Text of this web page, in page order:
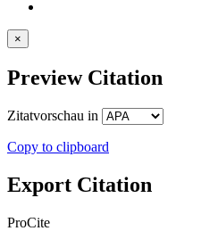
×
Preview Citation
Zitatvorschau in
Copy to clipboard
Export Citation
ProCite